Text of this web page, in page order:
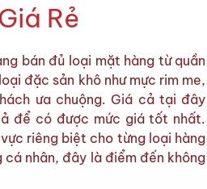
Rẻ
bán đủ loại mặt hàng từ quần
đặc sản khô như mực rim me,
ưa chuộng. Giá cả tại đây
để có được mức giá tốt nhất.
riêng biệt cho từng loại hàng
cá nhân, đây là điểm đến không